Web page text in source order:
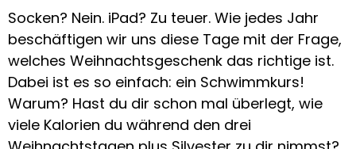
Socken? Nein. iPad? Zu teuer. Wie jedes Jahr
beschäftigen wir uns diese Tage mit der Frage,
welches Weihnachtsgeschenk das richtige ist.
Dabei ist es so einfach: ein Schwimmkurs!
Warum? Hast du dir schon mal überlegt, wie
viele Kalorien du während den drei